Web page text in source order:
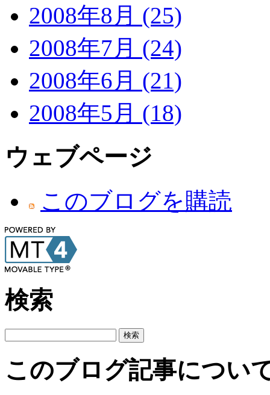
2008年8月 (25)
2008年7月 (24)
2008年6月 (21)
2008年5月 (18)
ウェブページ
このブログを購読
検索
このブログ記事につい